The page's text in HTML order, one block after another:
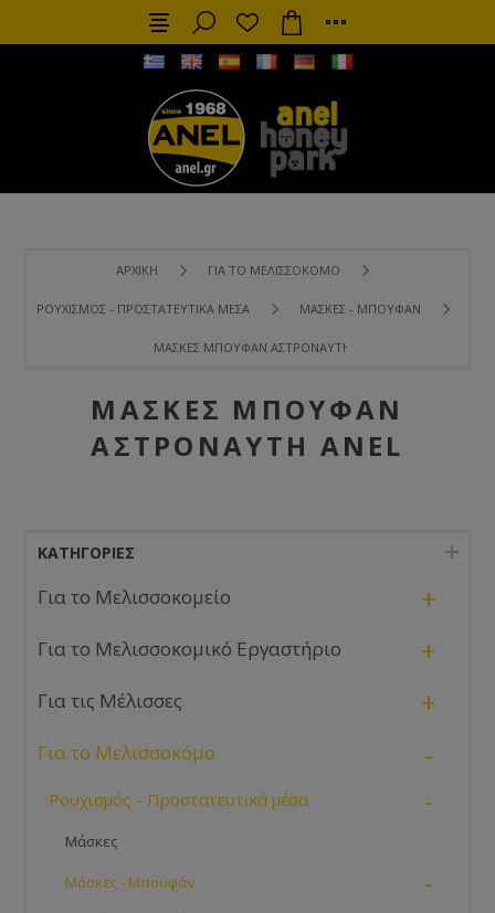
ΑΡΧΙΚΉ ΓΙΑ ΤΟ ΜΕΛΙΣΣΟΚΌΜΟ
ΡΟΥΧΙΣΜΌΣ - ΠΡΟΣΤΑΤΕΥΤΙΚΆ ΜΈΣΑ ΜΆΣΚΕΣ - ΜΠΟΥΦΆΝ
ΜΆΣΚΕΣ ΜΠΟΥΦΆΝ ΑΣΤΡΟΝΑΎΤΗ ANEL
ΜΆΣΚΕΣ ΜΠΟΥΦΆΝ
ΑΣΤΡΟΝΑΎΤΗ ANEL
ΚΑΤΗΓΟΡΊΕΣ
Για το Μελισσοκομείο +
Για το Μελισσοκομικό Εργαστήριο +
Για τις Μέλισσες +
Για το Μελισσοκόμο -
Ρουχισμός - Προστατευτικά μέσα -
Μάσκες
Μάσκες - Μπουφάν -